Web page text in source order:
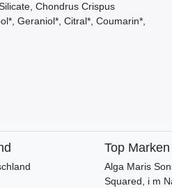
Chondrus Crispus
Geraniol*, Citral*, Coumarin*,
Top Marken
Alga Maris
Squared, i m